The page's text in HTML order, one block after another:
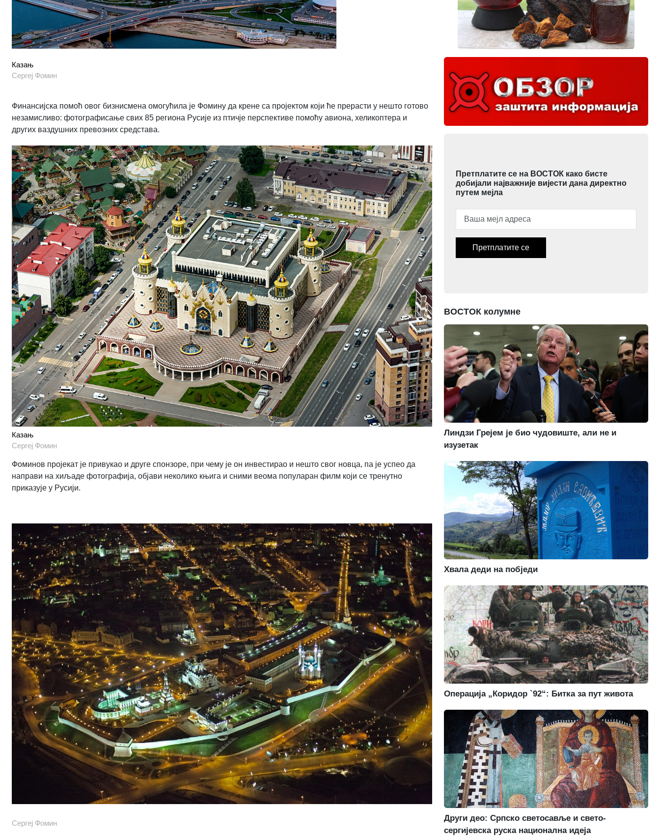
Казањ
Сергеj Фомин
Финансијска помоћ овог бизнисмена омогућила је Фомину да крене са пројектом који ће прерасти у нешто готово
незамисливо: фотографисање свих 85 региона Русије из птичје перспективе помоћу авиона, хеликоптера и
других ваздушних превозних средстава.
Казањ
Сергеj Фомин
Фоминов пројекат је привукао и друге спонзоре, при чему је он инвестирао и нешто свог новца, па је успео да
направи на хиљаде фотографија, објави неколико књига и сними веома популаран филм који се тренутно
приказује у Русији.
Сергеj Фомин
Претплатите се на ВОСТОК како бисте
добијали најважније вијести дана директно
путем мејла
Претплатите се
ВОСТОК колумне
Линдзи Грејем је био чудовиште, али не и
изузетак
Хвала деди на побједи
Операција „Коридор `92“: Битка за пут живота
Други део: Српско светосавље и свето-
сергијевска руска национална идеја